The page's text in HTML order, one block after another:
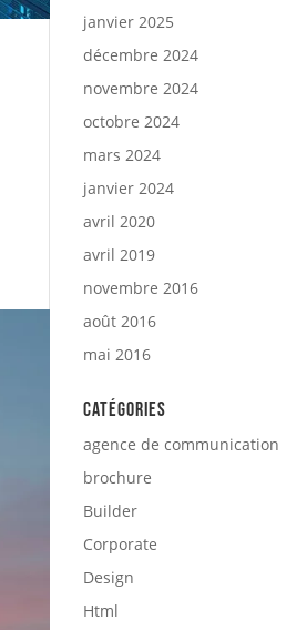
janvier 2025
décembre 2024
novembre 2024
octobre 2024
mars 2024
janvier 2024
avril 2020
avril 2019
novembre 2016
août 2016
mai 2016
Catégories
agence de communication
brochure
Builder
Corporate
Design
Html